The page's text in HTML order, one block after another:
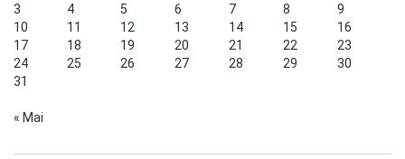
3
4 5 6 7 8
9
10
11 12 13 14 15
16
17
18 19 20 21 22
23
24
25 26 27 28 29
30
31
« Mai